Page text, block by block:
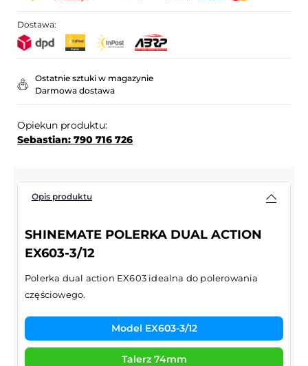
Dostawa:
Ostatnie sztuki w magazynie
Darmowa dostawa
Opiekun produktu:
Sebastian: 790 716 726
Opis produktu
SHINEMATE POLERKA DUAL ACTION
EX603-3/12
Polerka dual action EX603 idealna do polerowania
częściowego.
Model EX603-3/12
Talerz 74mm